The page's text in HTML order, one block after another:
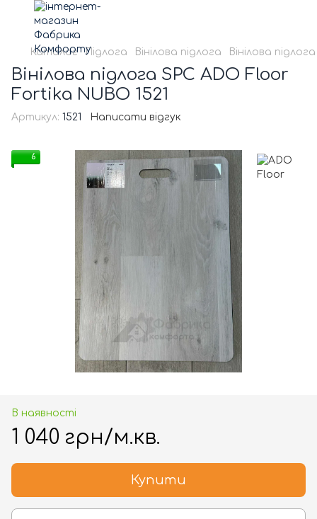
Каталог Підлога Вінілова підлога Вінілова
Вінілова підлога SPC ADO Floor
Fortika NUBO 1521
Артикул: 1521 Написати відгук
6
В наявності
1 040 грн/м.кв.
Купити